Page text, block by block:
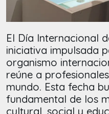
El Día Internacional
iniciativa impulsada
organismo
reúne a
mundo. Esta fecha
fundamental de los
cultural, social y